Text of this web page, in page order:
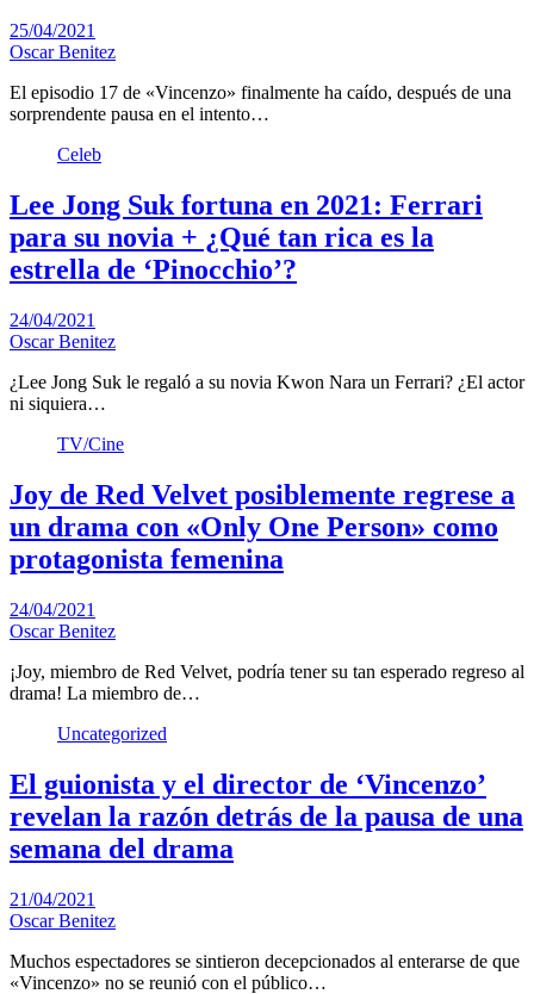
25/04/2021
Oscar Benitez
El episodio 17 de «Vincenzo» finalmente ha caído, después de una
sorprendente pausa en el intento…
Celeb
Lee Jong Suk fortuna en 2021: Ferrari
para su novia + ¿Qué tan rica es la
estrella de ‘Pinocchio’?
24/04/2021
Oscar Benitez
¿Lee Jong Suk le regaló a su novia Kwon Nara un Ferrari? ¿El actor
ni siquiera…
TV/Cine
Joy de Red Velvet posiblemente regrese a
un drama con «Only One Person» como
protagonista femenina
24/04/2021
Oscar Benitez
¡Joy, miembro de Red Velvet, podría tener su tan esperado regreso al
drama! La miembro de…
Uncategorized
El guionista y el director de ‘Vincenzo’
revelan la razón detrás de la pausa de una
semana del drama
21/04/2021
Oscar Benitez
Muchos espectadores se sintieron decepcionados al enterarse de que
«Vincenzo» no se reunió con el público…